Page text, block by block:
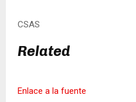
CSAS
Related
Enlace a la fuente